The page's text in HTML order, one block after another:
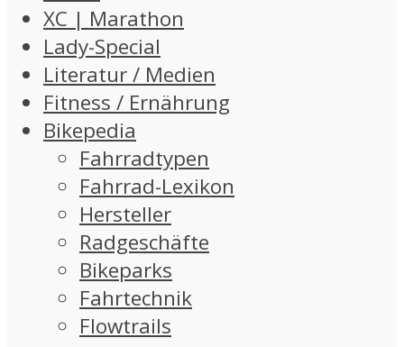
XC | Marathon
Lady-Special
Literatur / Medien
Fitness / Ernährung
Bikepedia
Fahrradtypen
Fahrrad-Lexikon
Hersteller
Radgeschäfte
Bikeparks
Fahrtechnik
Flowtrails